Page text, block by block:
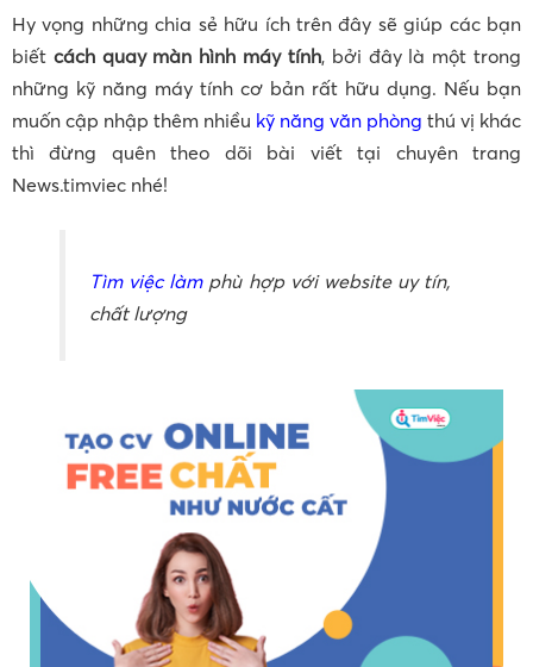
Hy vọng những chia sẻ hữu ích trên đây sẽ giúp các bạn
biết cách quay màn hình máy tính, bởi đây là một trong
những kỹ năng máy tính cơ bản rất hữu dụng. Nếu bạn
muốn cập nhập thêm nhiều kỹ năng văn phòng thú vị khác
thì đừng quên theo dõi bài viết tại chuyên trang
News.timviec nhé!
Tìm việc làmphù hợp với website uy tín,
chất lượng